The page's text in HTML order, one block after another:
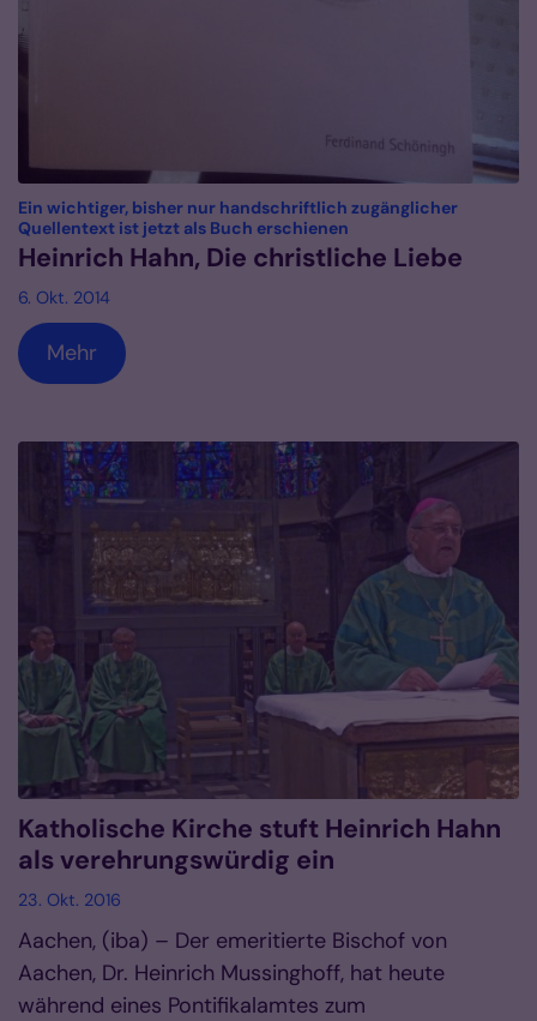
Ein wichtiger, bisher nur handschriftlich zugänglicher
Quellentext ist jetzt als Buch erschienen
Heinrich Hahn, Die christliche Liebe
6. Okt. 2014
Mehr
Katholische Kirche stuft Heinrich Hahn
als verehrungswürdig ein
23. Okt. 2016
Aachen, (iba) – Der emeritierte Bischof von
Aachen, Dr. Heinrich Mussinghoff, hat heute
während eines Pontifikalamtes zum